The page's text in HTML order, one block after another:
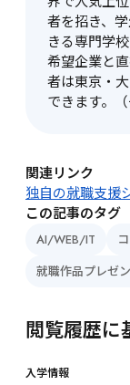
者を招き、
きる専門学
希望企業と
者は東京・
できます。
関連リンク
独自の就職支援
この記事のタグ
AI/WEB/IT
就職作品プレゼ
閲覧履歴に
入学情報